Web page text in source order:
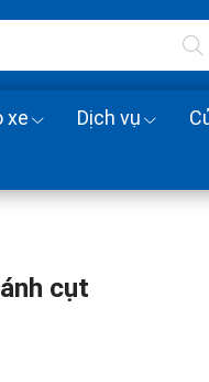
xe Dịch vụ
cụt